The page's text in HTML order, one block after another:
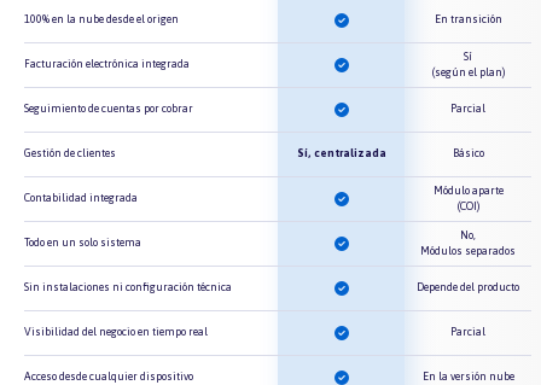
100% en la nube desde el origen En transición
Facturación electrónica integrada
Sí
(según el plan)
Seguimiento de cuentas por cobrar Parcial
Gestión de clientes Sí, centralizada Básico
Contabilidad integrada
Módulo aparte
(COI)
Todo en un solo sistema
No,
Módulos separados
Sin instalaciones ni configuración técnica Depende del producto
Visibilidad del negocio en tiempo real Parcial
Acceso desde cualquier dispositivo En la versión nube